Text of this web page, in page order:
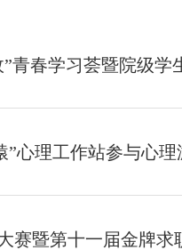
青春学习荟暨院级学
”心理工作站参与心理
赛暨第十一届金牌求